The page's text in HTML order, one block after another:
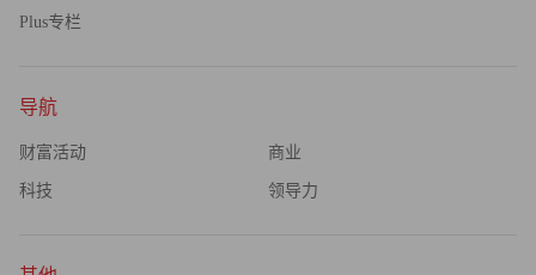
Plus专栏
导航
财富活动 商业
科技 领导力